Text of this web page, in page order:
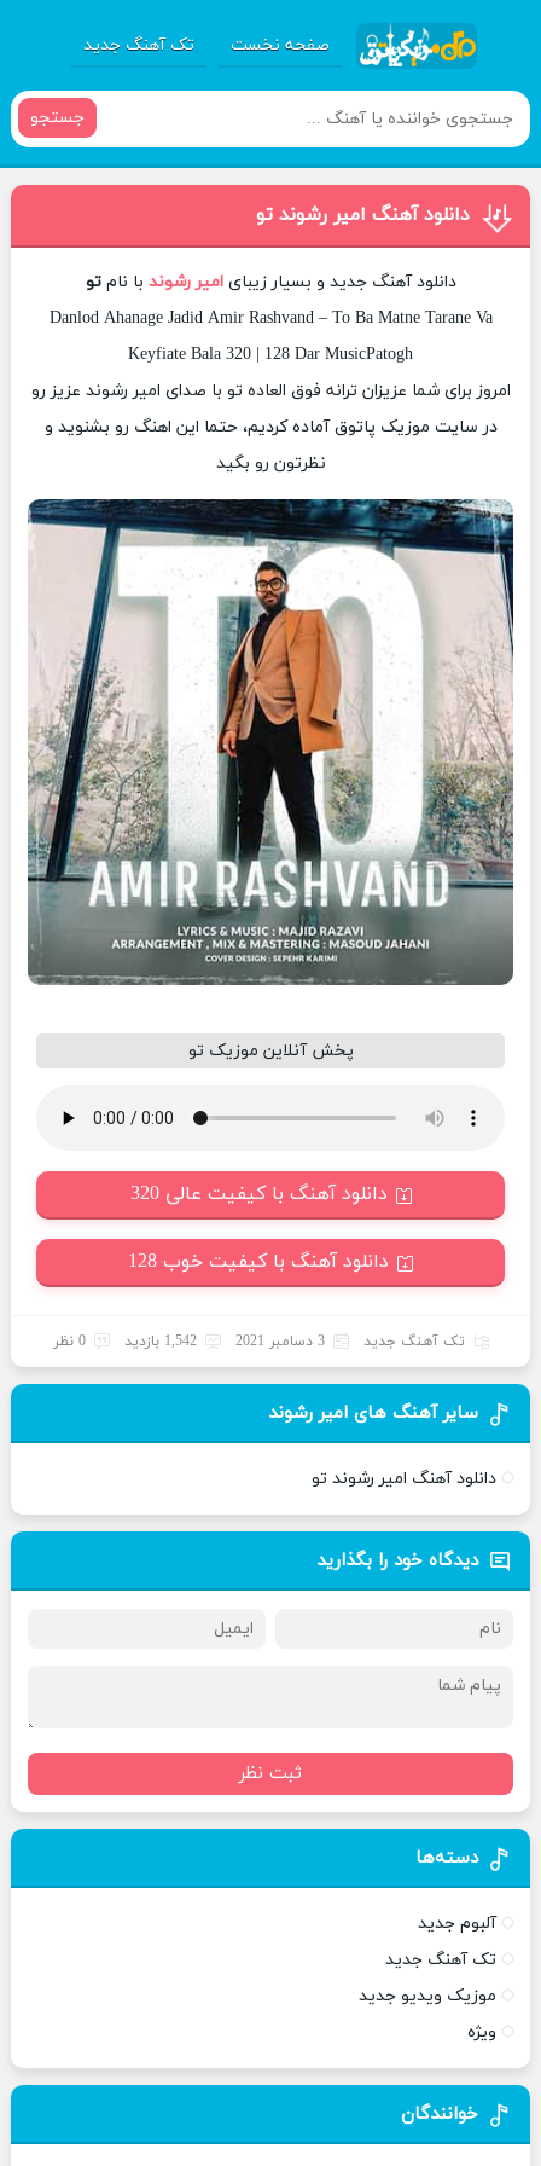
صفحه نخست تک آهنگ جدید
جستجو
دانلود آهنگ امیر رشوند تو
دانلود آهنگ جدید و بسیار زیبایامیر رشوند با نامتو
Danlod Ahanage Jadid Amir Rashvand – To Ba Matne Tarane Va
Keyfiate Bala 320 | 128 Dar MusicPatogh
امروز برای شما عزیزان ترانه فوق العاده تو با صدای امیر رشوند عزیز رو
در سایت موزیک پاتوق آماده کردیم، حتما این اهنگ رو بشنوید و
نظرتون رو بگید
پخش آنلاین موزیک تو
دانلود آهنگ با کیفیت عالی 320
دانلود آهنگ با کیفیت خوب 128
تک آهنگ جدید 3 دسامبر 2021 1,542 بازدید 0 نظر
سایر آهنگ های امیر رشوند
دانلود آهنگ امیر رشوند تو
دیدگاه خود را بگذارید
ثبت نظر
دسته‌ها
آلبوم جدید
تک آهنگ جدید
موزیک ویدیو جدید
ویژه
خوانندگان